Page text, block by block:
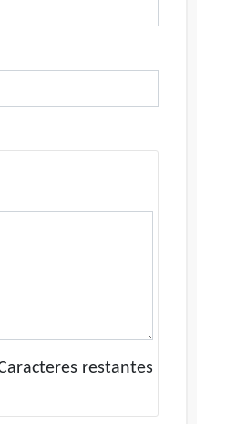
restantes